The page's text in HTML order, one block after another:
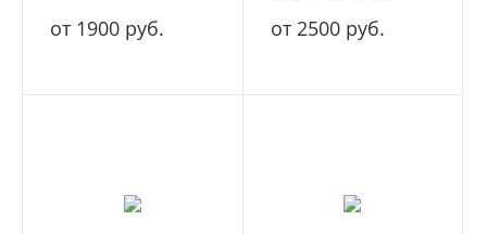
от 1900 руб. от 2500 руб.